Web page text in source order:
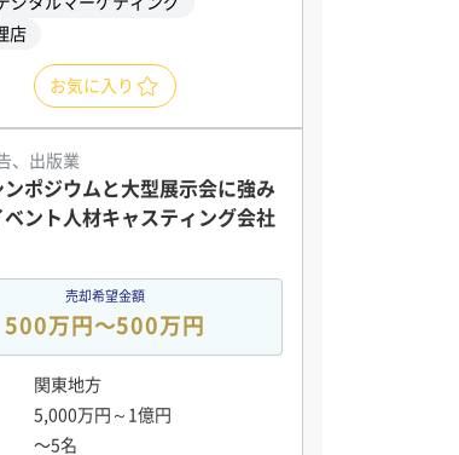
店
お気に入り
、出版業
ンポジウムと大型展示会に強み
ベント人材キャスティング会社
売却希望金額
500万円〜500万円
関東地方
5,000万円～1億円
〜5名